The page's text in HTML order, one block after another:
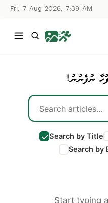
Fri, 7 Aug 2026, 7:39 AM
ނުފެނުނު!
Search by Title
Search by
Start typing